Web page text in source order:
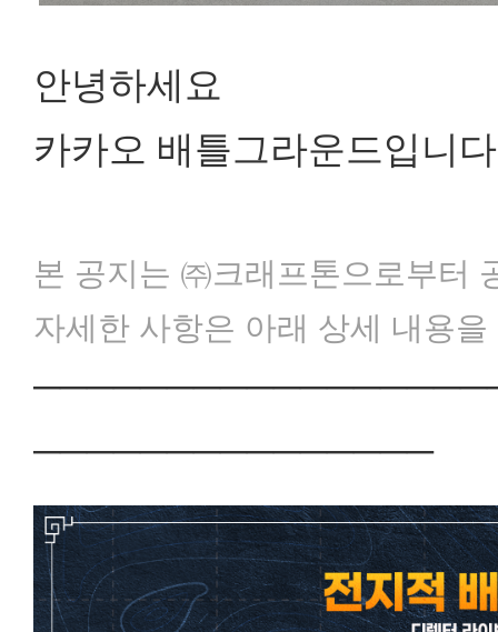
안녕하세요
카카오 배틀그라운드입니
본 공지는 ㈜크래프톤으로부터
자세한 사항은 아래 상세 내용
───────────────